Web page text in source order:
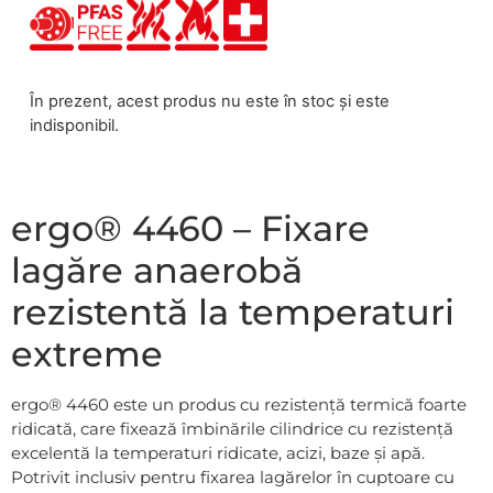
În prezent, acest produs nu este în stoc și este
indisponibil.
ergo® 4460 – Fixare
lagăre anaerobă
rezistentă la temperaturi
extreme
ergo® 4460 este un produs cu rezistență termică foarte
ridicată, care fixează îmbinările cilindrice cu rezistență
excelentă la temperaturi ridicate, acizi, baze și apă.
Potrivit inclusiv pentru fixarea lagărelor în cuptoare cu